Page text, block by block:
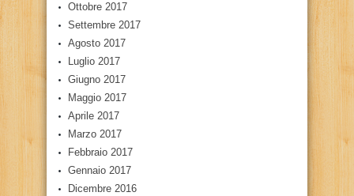
Ottobre 2017
Settembre 2017
Agosto 2017
Luglio 2017
Giugno 2017
Maggio 2017
Aprile 2017
Marzo 2017
Febbraio 2017
Gennaio 2017
Dicembre 2016